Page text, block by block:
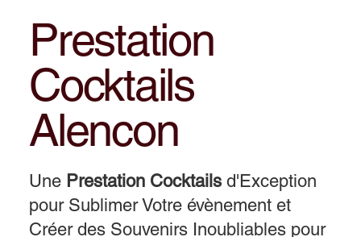
Prestation
Cocktails
Alencon
Une Prestation Cocktails d'Exception
pour Sublimer Votre évènement et
Créer des Souvenirs Inoubliables pour